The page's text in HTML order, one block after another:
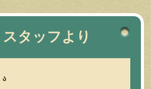
スタッフより
ა